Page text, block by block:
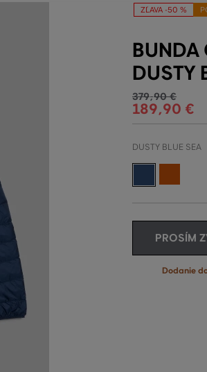
ZĽAVA -50 %
BUNDA
DUSTY
379,90 €
189,90 €
DUSTY BLUE SEA
PROSÍM
Dodanie